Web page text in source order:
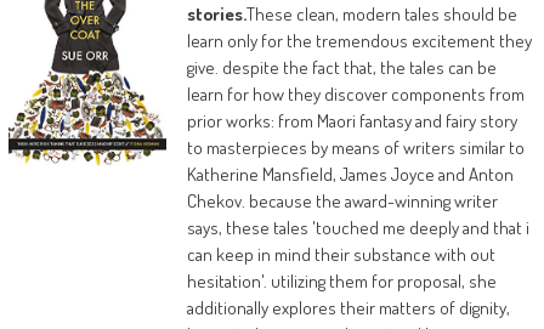
stories.These clean, modern tales should be
learn only for the tremendous excitement they
give. despite the fact that, the tales can be
learn for how they discover components from
prior works: from Maori fantasy and fairy story
to masterpieces by means of writers similar to
Katherine Mansfield, James Joyce and Anton
Chekov. because the award-winning writer
says, these tales 'touched me deeply and that i
can keep in mind their substance with out
hesitation'. utilizing them for proposal, she
additionally explores their matters of dignity,